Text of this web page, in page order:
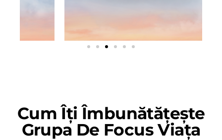
Cum Îți Îmbunătățește
Grupa De Focus Viața